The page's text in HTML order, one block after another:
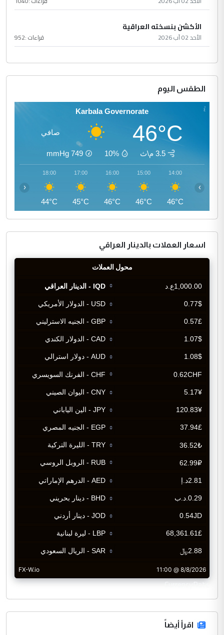
الأكشن بنسخته العراقية
الأحد 02 آب 2026 قراءات :952
الطقس اليوم
Karbala Governorate
46°C صافي
3.5 م\ث 10%
749
mmHg
14:00
46°C
15:00
46°C
16:00
46°C
17:00
45°C
18:00
44°C
‹ ›
اسعار العملات بالدينار العراقي
CurrencyRate
اقرأ أيضاً